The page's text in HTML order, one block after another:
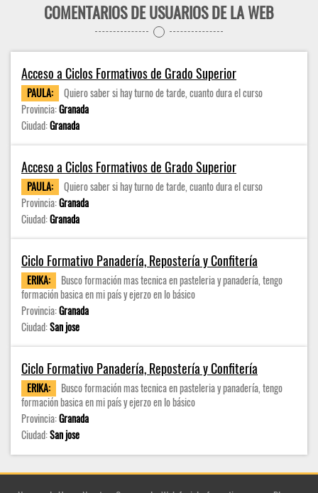
COMENTARIOS DE USUARIOS DE LA WEB
Acceso a Ciclos Formativos de Grado Superior
PAULA:
Quiero saber si hay turno de tarde, cuanto dura el curso
Provincia:Granada
Ciudad:Granada
Acceso a Ciclos Formativos de Grado Superior
PAULA:
Quiero saber si hay turno de tarde, cuanto dura el curso
Provincia:Granada
Ciudad:Granada
Ciclo Formativo Panadería, Repostería y Confitería
ERIKA:
Busco formación mas tecnica en pasteleria y panadería, tengo
formación basica en mi país y ejerzo en lo básico
Provincia:Granada
Ciudad:San jose
Ciclo Formativo Panadería, Repostería y Confitería
ERIKA:
Busco formación mas tecnica en pasteleria y panadería, tengo
formación basica en mi país y ejerzo en lo básico
Provincia:Granada
Ciudad:San jose